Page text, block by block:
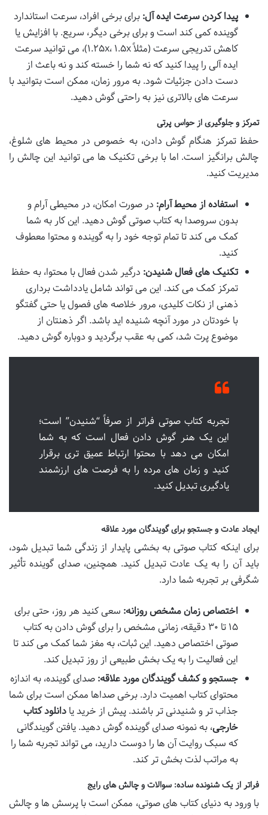
پیدا کردن سرعت ایده آل: برای برخی افراد، سرعت استاندارد
گوینده کمی کند است و برای برخی دیگر، سریع. با افزایش یا
کاهش تدریجی سرعت (مثلاً ۱.۲۵x، ۱.۵x)، می توانید سرعت
ایده آلی را پیدا کنید که نه شما را خسته کند و نه باعث از
دست دادن جزئیات شود. به مرور زمان، ممکن است بتوانید با
سرعت های بالاتری نیز به راحتی گوش دهید.
تمرکز و جلوگیری از حواس پرتی
حفظ تمرکز هنگام گوش دادن، به خصوص در محیط های شلوغ،
چالش برانگیز است. اما با برخی تکنیک ها می توانید این چالش را
مدیریت کنید.
استفاده از محیط آرام: در صورت امکان، در محیطی آرام و
بدون سروصدا به کتاب صوتی گوش دهید. این کار به شما
کمک می کند تا تمام توجه خود را به گوینده و محتوا معطوف
کنید.
تکنیک های فعال شنیدن: درگیر شدن فعال با محتوا، به حفظ
تمرکز کمک می کند. این می تواند شامل یادداشت برداری
ذهنی از نکات کلیدی، مرور خلاصه های فصول یا حتی گفتگو
با خودتان در مورد آنچه شنیده اید باشد. اگر ذهنتان از
موضوع پرت شد، کمی به عقب برگردید و دوباره گوش دهید.
تجربه کتاب صوتی فراتر از صرفاً “شنیدن” است؛
این یک هنر گوش دادن فعال است که به شما
امکان می دهد با محتوا ارتباط عمیق تری برقرار
کنید و زمان های مرده را به فرصت های ارزشمند
یادگیری تبدیل کنید.
ایجاد عادت و جستجو برای گویندگان مورد علاقه
برای اینکه کتاب صوتی به بخشی پایدار از زندگی شما تبدیل شود،
باید آن را به یک عادت تبدیل کنید. همچنین، صدای گوینده تأثیر
شگرفی بر تجربه شما دارد.
اختصاص زمان مشخص روزانه: سعی کنید هر روز، حتی برای
۱۵ تا ۳۰ دقیقه، زمانی مشخص را برای گوش دادن به کتاب
صوتی اختصاص دهید. این ثبات، به مغز شما کمک می کند تا
این فعالیت را به یک بخش طبیعی از روز تبدیل کند.
جستجو و کشف گویندگان مورد علاقه: صدای گوینده، به اندازه
محتوای کتاب اهمیت دارد. برخی صداها ممکن است برای شما
جذاب تر و شنیدنی تر باشند. پیش از خرید یا دانلود کتاب
خارجی، به نمونه صدای گوینده گوش دهید. یافتن گویندگانی
که سبک روایت آن ها را دوست دارید، می تواند تجربه شما را
به مراتب لذت بخش تر کند.
فراتر از یک شنونده ساده: سوالات و چالش های رایج
با ورود به دنیای کتاب های صوتی، ممکن است با پرسش ها و چالش